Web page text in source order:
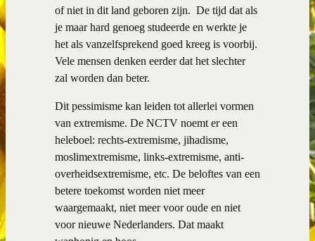
of niet in dit land geboren zijn. De tijd dat als
je maar hard genoeg studeerde en werkte je
het als vanzelfsprekend goed kreeg is voorbij.
Vele mensen denken eerder dat het slechter
zal worden dan beter.
Dit pessimisme kan leiden tot allerlei vormen
van extremisme. De NCTV noemt er een
heleboel: rechts-extremisme, jihadisme,
moslimextremisme, links-extremisme, anti-
overheidsextremisme, etc. De beloftes van een
betere toekomst worden niet meer
waargemaakt, niet meer voor oude en niet
voor nieuwe Nederlanders. Dat maakt